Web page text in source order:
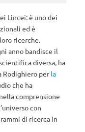
Lincei: è uno dei
ed è
ricerche.
anno bandisce il
diversa, ha
Rodighiero perla
che ha
comprensione
con
di ricerca in